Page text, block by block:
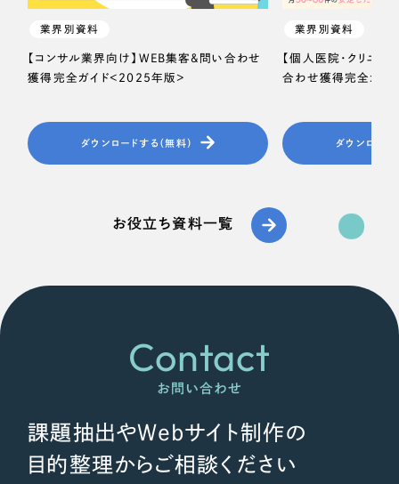
業界別資料
【コンサル業界向け】WEB集客＆問い合わせ
獲得完全ガイド＜2025年版＞
ダウンロードする（無料）
業界別資料
【個人医院・クリニッ
合わせ獲得完全ガイ
ダウンロード
お役立ち資料一覧
Contact
お問い合わせ
課題抽出やWebサイト制作の
目的整理からご相談ください